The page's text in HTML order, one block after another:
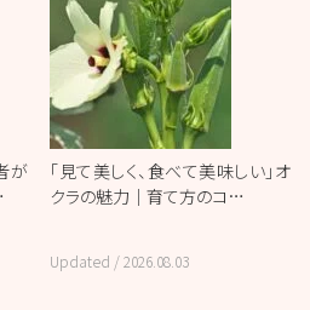
が
「見て美しく、食べて美味しい」オ
クラの魅力｜育て方のコ…
Updated /2026.08.03